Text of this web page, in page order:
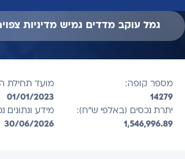
גמל עוקב מדדים גמיש מדיניות צפויה
מספר קופה:
14279
מועד תחילת
01/01/2023
יתרת נכסים (באלפי ש"ח):
1,546,996.89
מידע ונתונים
30/06/2026